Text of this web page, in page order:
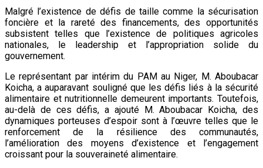
Malgré l’existence de défis de taille comme la sécurisation
foncière et la rareté des financements, des opportunités
subsistent telles que l’existence de politiques agricoles
nationales, le leadership et l’appropriation solide du
gouvernement.
Le représentant par intérim du PAM au Niger, M. Aboubacar
Koicha, a auparavant souligné que les défis liés à la sécurité
alimentaire et nutritionnelle demeurent importants. Toutefois,
au-delà de ces défis, a ajouté M. Aboubacar Koicha, des
dynamiques porteuses d’espoir sont à l’œuvre telles que le
renforcement de la résilience des communautés,
l’amélioration des moyens d’existence et l’engagement
croissant pour la souveraineté alimentaire.